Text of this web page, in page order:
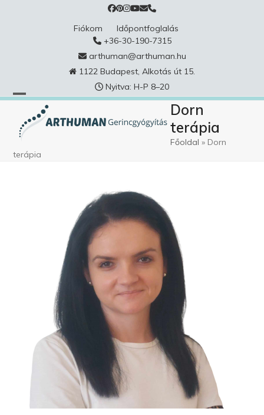
Fiókom
Időpontfoglalás
+36-30-190-7315
arthuman@arthuman.hu
1122 Budapest, Alkotás út 15.
Nyitva: H-P 8–20
Dorn
terápia
Főoldal » Dorn
terápia